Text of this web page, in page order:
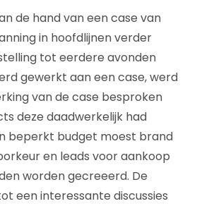
de hand van een case van
in hoofdlijnen verder
tot eerdere avonden
gewerkt aan een case, werd
van de case besproken
deze daadwerkelijk had
beperkt budget moest brand
en leads voor aankoop
worden gecreeerd. De
een interessante discussies